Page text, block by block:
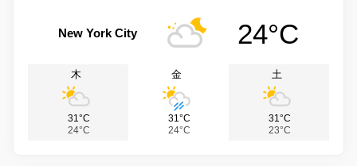
New York City 24°C
木
31°C
24°C
金
31°C
24°C
土
31°C
23°C